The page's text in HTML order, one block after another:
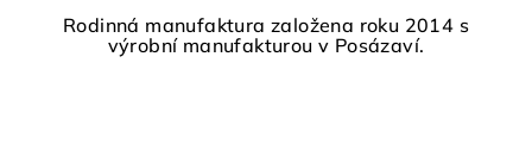
Rodinná manufaktura založena roku 2014 s
výrobní manufakturou v Posázaví.